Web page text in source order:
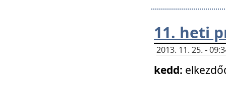
11. heti
2013. 11. 25. -
kedd: